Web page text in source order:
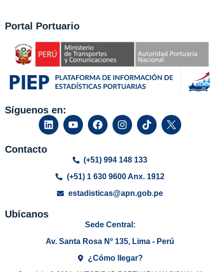
Portal Portuario
Síguenos en:
Contacto
(+51) 994 148 133
(+51) 1 630 9600 Anx. 1912
estadisticas@apn.gob.pe
Ubícanos
Sede Central:
Av. Santa Rosa Nº 135, Lima - Perú
¿Cómo llegar?